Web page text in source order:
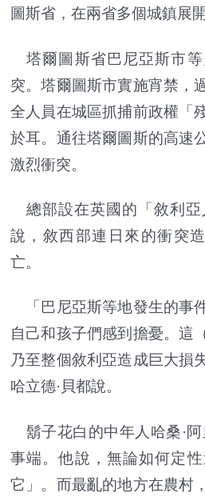
圖斯省，在兩省多個城鎮展
塔爾圖斯省巴尼亞斯市
突。塔爾圖斯市實施宵禁，
全人員在城區抓捕前政權「
於耳。通往塔爾圖斯的高速
激烈衝突。
總部設在英國的「敘利亞
說，敘西部連日來的衝突
亡。
「巴尼亞斯等地發生的事
自己和孩子們感到擔憂。這
乃至整個敘利亞造成巨大損
哈立德·貝都說。
鬍子花白的中年人哈桑·阿
事端。他說，無論如何定
它」。而最亂的地方在農村